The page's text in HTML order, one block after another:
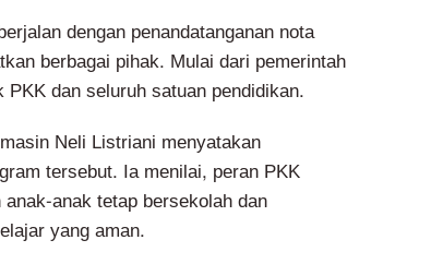
dengan penandatanganan nota
berbagai pihak. Mulai dari pemerintah
dan seluruh satuan pendidikan.
Neli Listriani menyatakan
tersebut. Ia menilai, peran PKK
anak tetap bersekolah dan
yang aman.